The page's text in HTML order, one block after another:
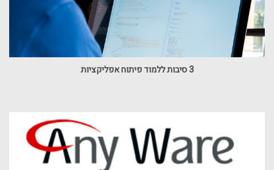
3 סיבות ללמוד פיתוח אפליקציות